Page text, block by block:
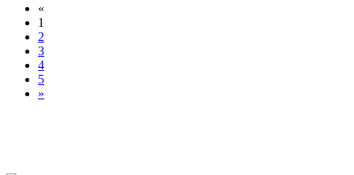
«
1
2
3
4
5
»